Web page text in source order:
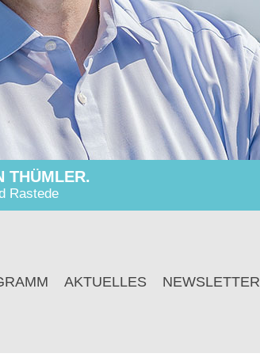
THÜMLER.
Rastede
AKTUELLES NEWSLETTER